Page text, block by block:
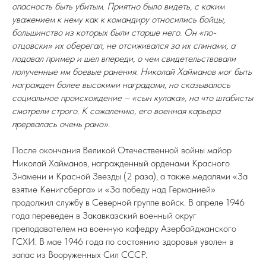
опасность быть убитым. Приятно было видеть, с каким
уважением к нему как к командиру относились бойцы,
большинство из которых были старше него. Он «по-
отцовски» их оберегал, не отсиживался за их спинами, а
подавал пример и шел впереди, о чем свидетельствовали
полученные им боевые ранения. Николай Хайманов мог быть
награжден более высокими наградами, но сказывалось
социальное происхождение – «сын кулака», на что штабисты
смотрели строго. К сожалению, его военная карьера
прервалась очень рано».
После окончания Великой Отечественной войны майор
Николай Хайманов, награжденный орденами Красного
Знамени и Красной Звезды (2 раза), а также медалями «За
взятие Кенигсберга» и «За победу над Германией»
продолжил службу в Северной группе войск. В апреле 1946
года переведен в Закавказский военный округ
преподавателем на военную кафедру Азербайджанского
ГСХИ. В мае 1946 года по состоянию здоровья уволен в
запас из Вооруженных Сил СССР.